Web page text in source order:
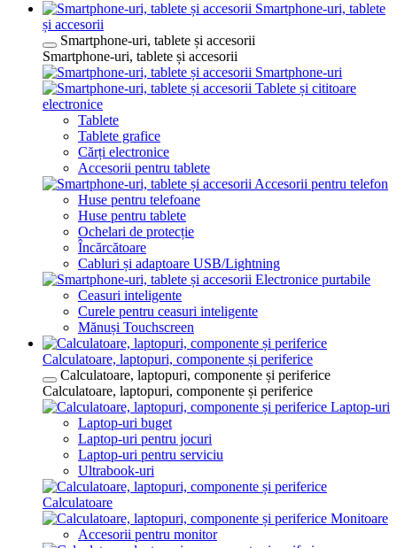
Smartphone-uri, tablete
și accesorii
Smartphone-uri, tablete și accesorii
Smartphone-uri, tablete și accesorii
Smartphone-uri
Tablete și cititoare
electronice
Tablete
Tablete grafice
Cărți electronice
Accesorii pentru tablete
Accesorii pentru telefon
Huse pentru telefoane
Huse pentru tablete
Ochelari de protecție
Încărcătoare
Cabluri și adaptoare USB/Lightning
Electronice purtabile
Ceasuri inteligente
Curele pentru ceasuri inteligente
Mănuși Touchscreen
Calculatoare, laptopuri, componente și periferice
Calculatoare, laptopuri, componente și periferice
Calculatoare, laptopuri, componente și periferice
Laptop-uri
Laptop-uri buget
Laptop-uri pentru jocuri
Laptop-uri pentru serviciu
Ultrabook-uri
Calculatoare
Monitoare
Accesorii pentru monitor